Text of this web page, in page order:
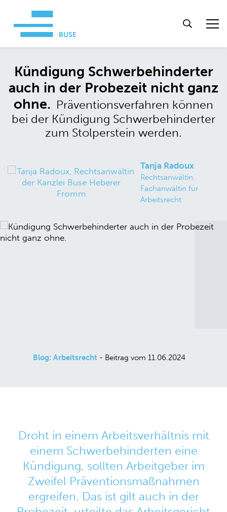
Kündigung Schwerbehinderter
auch in der Probezeit nicht ganz
ohne. Präventionsverfahren können
bei der Kündigung Schwerbehinderter
zum Stolperstein werden.
Tanja Radoux
Rechtsanwältin,
Fachanwältin für
Arbeitsrecht
Blog: Arbeitsrecht - Beitrag vom 11.06.2024
Droht in einem Arbeitsverhältnis mit
einem Schwerbehinderten eine
Kündigung, sollten Arbeitgeber im
Zweifel Präventionsmaßnahmen
ergreifen. Das ist gilt auch in der